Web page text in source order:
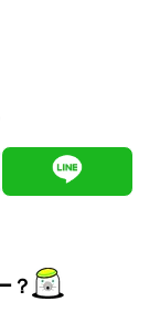
？